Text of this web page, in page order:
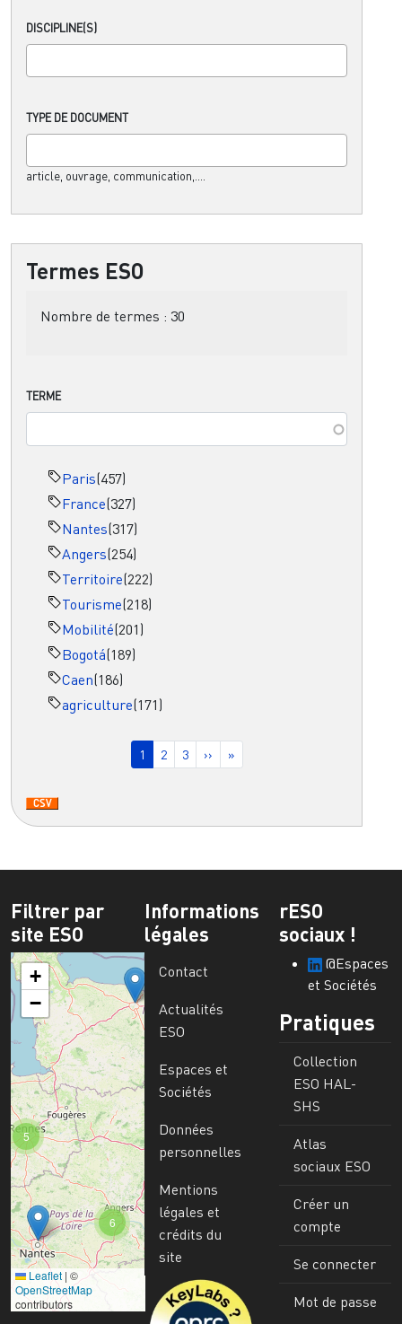
DISCIPLINE(S)
TYPE DE DOCUMENT
article, ouvrage, communication,....
Termes ESO
Nombre de termes : 30
TERME
Paris(457)
France(327)
Nantes(317)
Angers(254)
Territoire(222)
Tourisme(218)
Mobilité(201)
Bogotá(189)
Caen(186)
agriculture(171)
Page courante
1 Page
2 Page
3 Page suivante
›› Dernière page
»
Filtrer par
site ESO
6
5
+
−
Leaflet | ©
OpenStreetMap
contributors
Informations
légales
Contact
Actualités
ESO
Espaces et
Sociétés
Données
personnelles
Mentions
légales et
crédits du
site
Image
rESO
sociaux !
@Espaces
et Sociétés
Pratiques
Collection
ESO HAL-
SHS
Atlas
sociaux ESO
Créer un
compte
Se connecter
Mot de passe